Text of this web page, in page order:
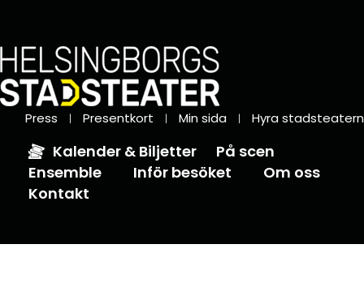
Press Presentkort Min sida Hyra stadsteatern
Kalender & Biljetter
På scen
Ensemble
Inför besöket
Om oss
Kontakt